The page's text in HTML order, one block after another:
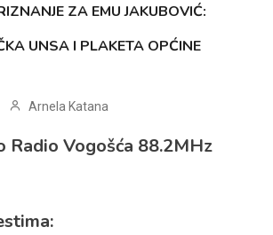
ZA EMU JAKUBOVIĆ:
UNSA I PLAKETA OPĆINE
Arnela Katana
Radio Vogošća 88.2MHz